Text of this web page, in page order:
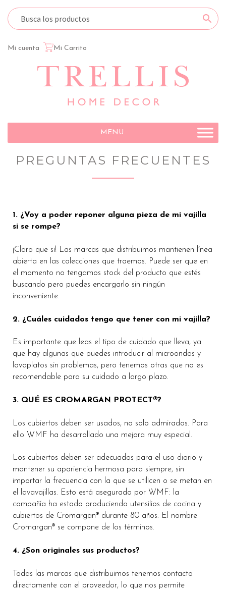
Mi cuenta Mi Carrito
MENU
PREGUNTAS FRECUENTES
1. ¿Voy a poder reponer alguna pieza de mi vajilla
si se rompe?
¡Claro que si! Las marcas que distribuimos mantienen línea
abierta en las colecciones que traemos. Puede ser que en
el momento no tengamos stock del producto que estés
buscando pero puedes encargarlo sin ningún
inconveniente.
2. ¿Cuáles cuidados tengo que tener con mi vajilla?
Es importante que leas el tipo de cuidado que lleva, ya
que hay algunas que puedes introducir al microondas y
lavaplatos sin problemas, pero tenemos otras que no es
recomendable para su cuidado a largo plazo.
3. QUÉ ES CROMARGAN PROTECT®?
Los cubiertos deben ser usados, no solo admirados. Para
ello WMF ha desarrollado una mejora muy especial.
Los cubiertos deben ser adecuados para el uso diario y
mantener su apariencia hermosa para siempre, sin
importar la frecuencia con la que se utilicen o se metan en
el lavavajillas. Esto está asegurado por WMF: la
compañía ha estado produciendo utensilios de cocina y
cubiertos de Cromargan® durante 80 años. El nombre
Cromargan® se compone de los términos.
4. ¿Son originales sus productos?
Todas las marcas que distribuimos tenemos contacto
directamente con el proveedor, lo que nos permite